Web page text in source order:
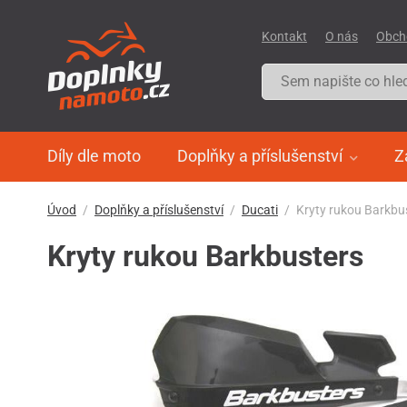
Díly dle moto Doplňky a příslušenství
Kontakt O nás
Úvod Doplňky a příslušenství Ducati Kryty rukou
Kryty rukou Barkbusters